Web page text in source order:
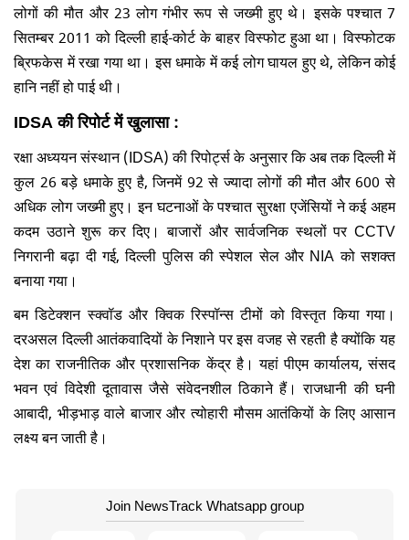
लोगों की मौत और 23 लोग गंभीर रूप से जख्मी हुए थे। इसके पश्चात 7
सितम्बर 2011 को दिल्ली हाई-कोर्ट के बाहर विस्फोट हुआ था। विस्फोटक
ब्रिफकेस में रखा गया था। इस धमाके में कई लोग घायल हुए थे, लेकिन कोई
हानि नहीं हो पाई थी।
IDSA की रिपोर्ट में खुलासा:
रक्षा अध्ययन संस्थान (IDSA) की रिपोर्ट्स के अनुसार कि अब तक दिल्ली में
कुल 26 बड़े धमाके हुए है, जिनमें 92 से ज्यादा लोगों की मौत और 600 से
अधिक लोग जख्मी हुए। इन घटनाओं के पश्चात सुरक्षा एजेंसियों ने कई अहम
कदम उठाने शुरू कर दिए। बाजारों और सार्वजनिक स्थलों पर CCTV
निगरानी बढ़ा दी गई, दिल्ली पुलिस की स्पेशल सेल और NIA को सशक्त
बनाया गया।
बम डिटेक्शन स्क्वॉड और क्विक रिस्पॉन्स टीमों को विस्तृत किया गया।
दरअसल दिल्ली आतंकवादियों के निशाने पर इस वजह से रहती है क्योंकि यह
देश का राजनीतिक और प्रशासनिक केंद्र है। यहां पीएम कार्यालय, संसद
भवन एवं विदेशी दूतावास जैसे संवेदनशील ठिकाने हैं। राजधानी की घनी
आबादी, भीड़भाड़ वाले बाजार और त्योहारी मौसम आतंकियों के लिए आसान
लक्ष्य बन जाती है।
Join NewsTrack Whatsapp group